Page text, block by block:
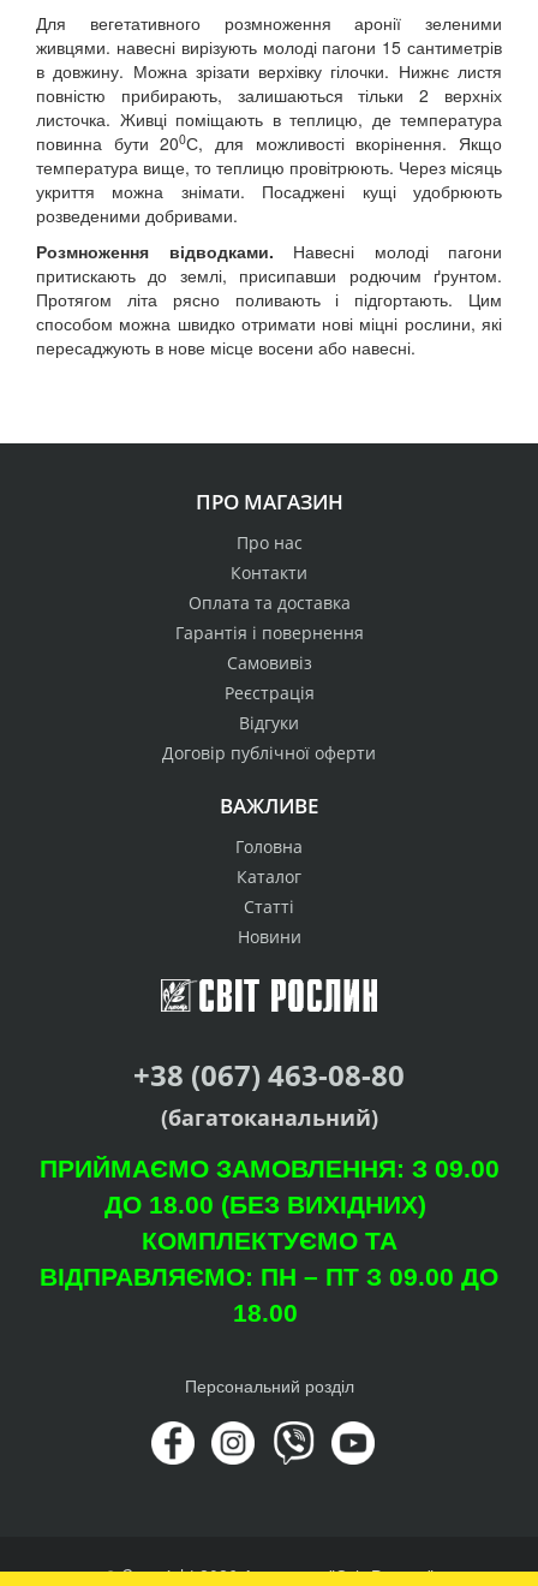
Для вегетативного розмноження аронії зеленими
живцями. навесні вирізують молоді пагони 15 сантиметрів
в довжину. Можна зрізати верхівку гілочки. Нижнє листя
повністю прибирають, залишаються тільки 2 верхніх
листочка. Живці поміщають в теплицю, де температура
повинна бути 200С, для можливості вкорінення. Якщо
температура вище, то теплицю провітрюють. Через місяць
укриття можна знімати. Посаджені кущі удобрюють
розведеними добривами.
Розмноження відводками. Навесні молоді пагони
притискають до землі, присипавши родючим ґрунтом.
Протягом літа рясно поливають і підгортають. Цим
способом можна швидко отримати нові міцні рослини, які
пересаджують в нове місце восени або навесні.
ПРО МАГАЗИН
Про нас
Контакти
Оплата та доставка
Гарантія і повернення
Самовивіз
Реєстрація
Відгуки
Договір публічної оферти
ВАЖЛИВЕ
Головна
Каталог
Статті
Новини
+38 (067) 463-08-80
(багатоканальний)
ПРИЙМАЄМО ЗАМОВЛЕННЯ: З 09.00
ДО 18.00 (БЕЗ ВИХІДНИХ)
КОМПЛЕКТУЄМО ТА
ВІДПРАВЛЯЄМО: ПН – ПТ З 09.00 ДО
18.00
Персональний розділ
© Copyright 2026 Агроцентр "Світ Рослин"